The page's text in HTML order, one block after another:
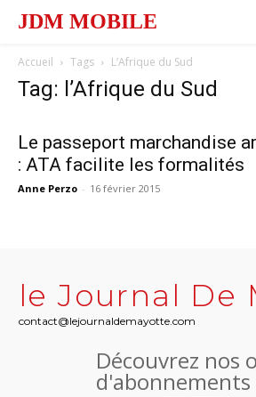
JDM MOBILE
Accueil Tags L’Afrique du Sud
Tag: l’Afrique du Sud
Le passeport marchandise
: ATA facilite les formalités
Anne Perzo - 16 février 2015
le Journal De
contact@lejournaldemayotte.com
Découvrez nos
d'abonnements